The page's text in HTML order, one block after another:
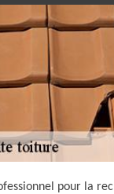
pour la